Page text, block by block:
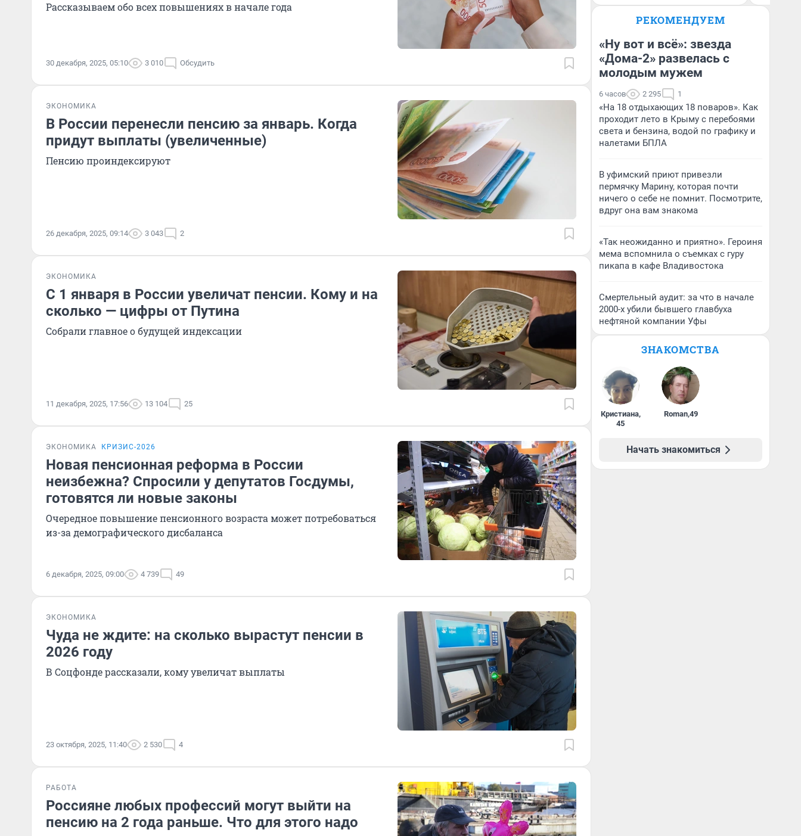
Рассказываем обо всех повышениях в начале года
30 декабря, 2025, 05:10 3 010 Обсудить
ЭКОНОМИКА
В России перенесли пенсию за январь. Когда
придут выплаты (увеличенные)
Пенсию проиндексируют
26 декабря, 2025, 09:14 3 043 2
ЭКОНОМИКА
С 1 января в России увеличат пенсии. Кому и на
сколько — цифры от Путина
Собрали главное о будущей индексации
11 декабря, 2025, 17:56 13 104 25
ЭКОНОМИКА КРИЗИС-2026
Новая пенсионная реформа в России
неизбежна? Спросили у депутатов Госдумы,
готовятся ли новые законы
Очередное повышение пенсионного возраста может потребоваться
из-за демографического дисбаланса
6 декабря, 2025, 09:00 4 739 49
ЭКОНОМИКА
Чуда не ждите: на сколько вырастут пенсии в
2026 году
В Соцфонде рассказали, кому увеличат выплаты
23 октября, 2025, 11:40 2 530 4
РАБОТА
Россияне любых профессий могут выйти на
пенсию на 2 года раньше. Что для этого надо
РЕКОМЕНДУЕМ
«Ну вот и всё»: звезда
«Дома-2» развелась с
молодым мужем
6 часов 2 295 1
«На 18 отдыхающих 18 поваров». Как
проходит лето в Крыму с перебоями
света и бензина, водой по графику и
налетами БПЛА
В уфимский приют привезли
пермячку Марину, которая почти
ничего о себе не помнит. Посмотрите,
вдруг она вам знакома
«Так неожиданно и приятно». Героиня
мема вспомнила о съемках с гуру
пикапа в кафе Владивостока
Смертельный аудит: за что в начале
2000-х убили бывшего главбуха
нефтяной компании Уфы
ЗНАКОМСТВА
Кристиана,
45
Roman,49
Начать знакомиться